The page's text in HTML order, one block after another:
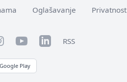
Oglašavanje Privatnost
YouTubeLinkedInRSS
Google Play